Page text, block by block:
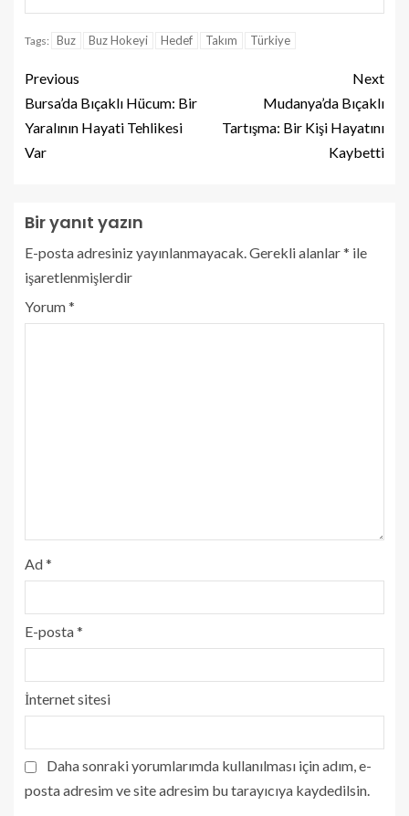
Tags: Buz Buz Hokeyi Hedef Takım Türkiye
Previous
Bursa’da Bıçaklı Hücum: Bir
Yaralının Hayati Tehlikesi
Var
Next
Mudanya’da Bıçaklı
Tartışma: Bir Kişi Hayatını
Kaybetti
Bir yanıt yazın
E-posta adresiniz yayınlanmayacak.Gerekli alanlar* ile
işaretlenmişlerdir
Yorum*
Ad*
E-posta*
İnternet sitesi
Daha sonraki yorumlarımda kullanılması için adım, e-
posta adresim ve site adresim bu tarayıcıya kaydedilsin.